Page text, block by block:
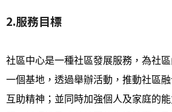
2.服務目標
社區中心是一種社區發展服務，為社
一個基地，透過舉辦活動，推動社區
互助精神；並同時加強個人及家庭的